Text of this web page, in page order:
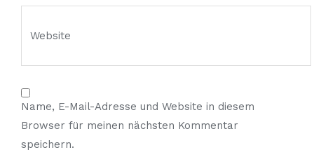
Name, E-Mail-Adresse und Website in diesem
Browser für meinen nächsten Kommentar
speichern.